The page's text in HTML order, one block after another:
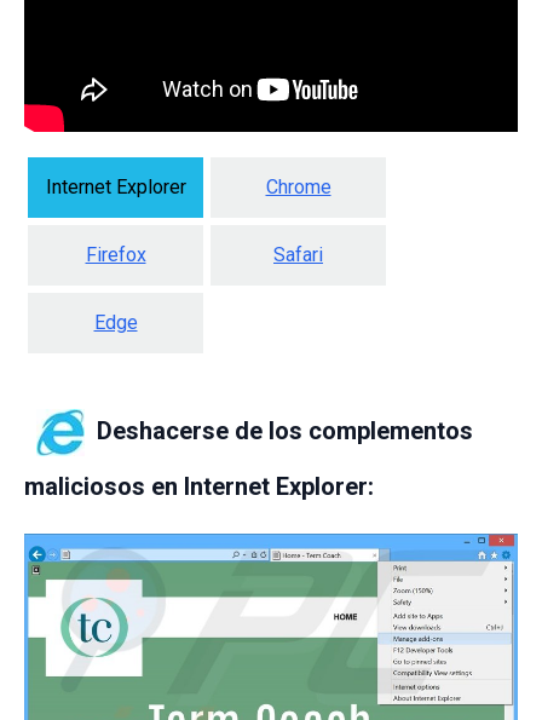
Internet Explorer Chrome
Firefox Safari
Edge
Deshacerse de los complementos
maliciosos en Internet Explorer: